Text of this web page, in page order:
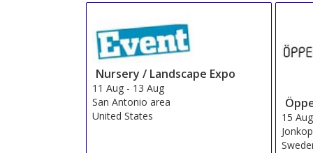
Nursery / Landscape Expo
11 Aug- 13 Aug
San Antonio area
United States
15 Aug